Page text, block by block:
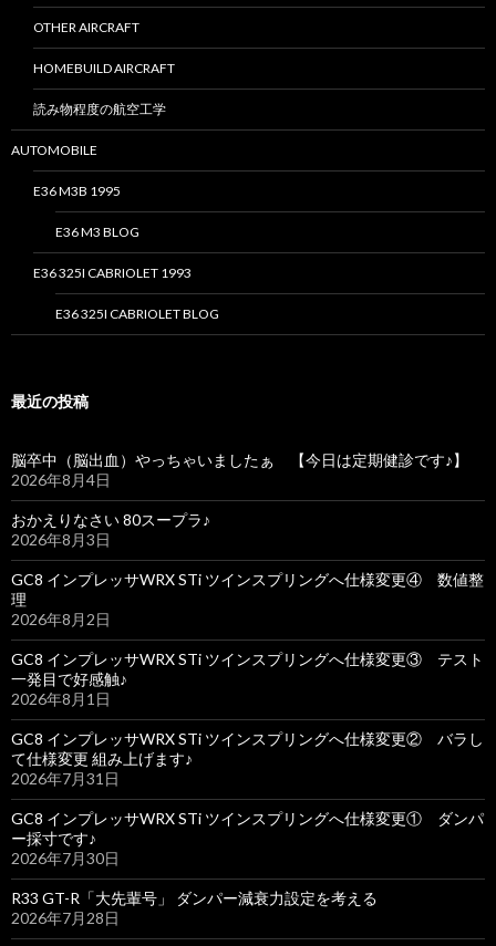
OTHER AIRCRAFT
HOMEBUILD AIRCRAFT
読み物程度の航空工学
AUTOMOBILE
E36 M3B 1995
E36 M3 BLOG
E36 325I CABRIOLET 1993
E36 325I CABRIOLET BLOG
最近の投稿
脳卒中（脳出血）やっちゃいましたぁ 【今日は定期健診です♪】
2026年8月4日
おかえりなさい 80スープラ♪
2026年8月3日
GC8 インプレッサWRX STi ツインスプリングへ仕様変更④ 数値整
理
2026年8月2日
GC8 インプレッサWRX STi ツインスプリングへ仕様変更③ テスト
一発目で好感触♪
2026年8月1日
GC8 インプレッサWRX STi ツインスプリングへ仕様変更② バラし
て仕様変更 組み上げます♪
2026年7月31日
GC8 インプレッサWRX STi ツインスプリングへ仕様変更① ダンパ
ー採寸です♪
2026年7月30日
R33 GT-R「大先輩号」 ダンパー減衰力設定を考える
2026年7月28日